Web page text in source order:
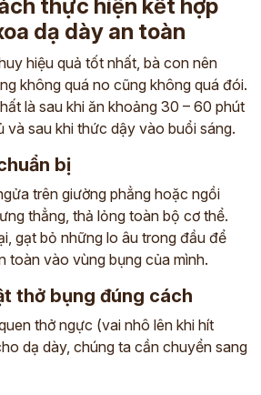
thực hiện kết hợp
dạ dày an toàn
hiệu quả tốt nhất, bà con nên
không quá no cũng không quá đói.
là sau khi ăn khoảng 30 – 60 phút
và sau khi thức dậy vào buổi sáng.
bị
trên giường phẳng hoặc ngồi
thẳng, thả lỏng toàn bộ cơ thể.
gạt bỏ những lo âu trong đầu để
toàn vào vùng bụng của mình.
thở bụng đúng cách
thở ngực (vai nhô lên khi hít
dạ dày, chúng ta cần chuyển sang